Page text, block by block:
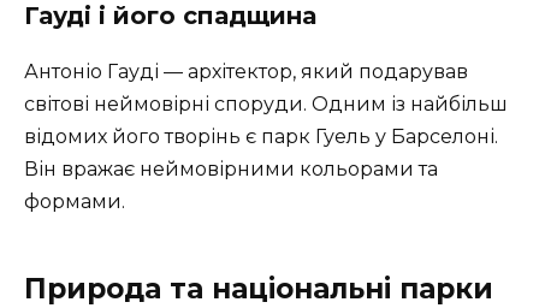
Гауді і його спадщина
Антоніо Гауді — архітектор, який подарував
світові неймовірні споруди. Одним із найбільш
відомих його творінь є парк Гуель у Барселоні.
Він вражає неймовірними кольорами та
формами.
Природа та національні парки